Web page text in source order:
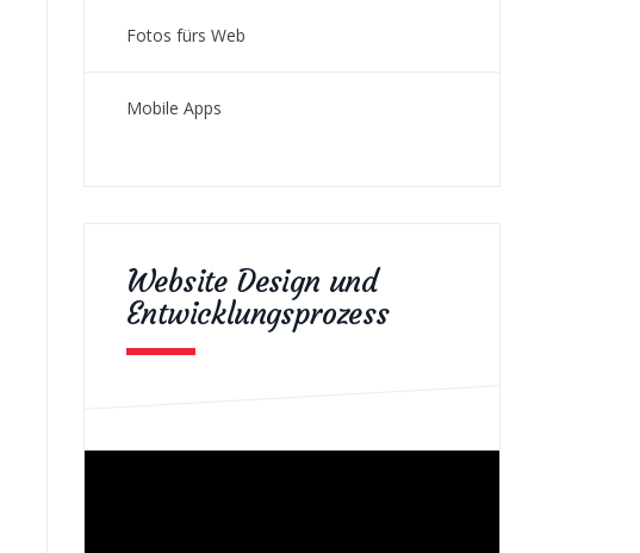
Fotos fürs Web
Mobile Apps
Website Design und
Entwicklungsprozess